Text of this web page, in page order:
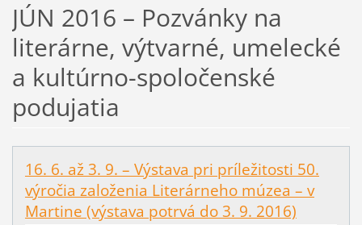
JÚN 2016 – Pozvánky na
literárne, výtvarné, umelecké
a kultúrno-spoločenské
podujatia
16. 6. až 3. 9. – Výstava pri príležitosti 50.
výročia založenia Literárneho múzea – v
Martine (výstava potrvá do 3. 9. 2016)